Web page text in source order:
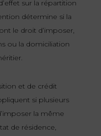
sur la répartition
détermine si la
le droit d’imposer,
ou la domiciliation
et de crédit
si plusieurs
la même
de résidence,